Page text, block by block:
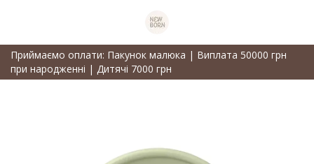
Приймаємо оплати: Пакунок малюка | Виплата 50000 грн
при народженні | Дитячі 7000 грн